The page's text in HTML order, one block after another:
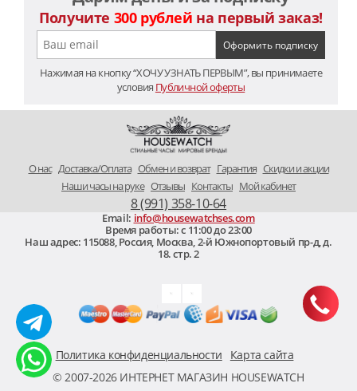
Получите 300 рублей на первый заказ!
Нажимая на кнопку “ХОЧУ УЗНАТЬ ПЕРВЫМ”, вы принимаете
условия Публичной оферты
O нас Доставка/Оплата Обмен и возврат Гарантия Скидки и акции
Наши часы на руке Отзывы Контакты Мой кабинет
8 (991) 358-10-64
Политика конфиденциальности Карта сайта
Email: info@housewatchses.com
Время работы: c 11:00 до 23:00
Наш адрес: 115088,Россия, Москва,2-й Южнопортовый пр-д, д.
18. стр. 2
© 2007-2026 ИНТЕРНЕТ МАГАЗИН HOUSEWATCH